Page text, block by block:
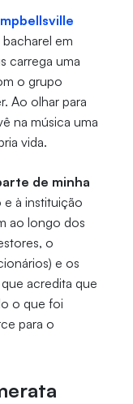
em
carrega uma
o grupo
Ao olhar para
na música uma
vida.
de minha
à instituição
ao longo dos
o
e os
acredita que
o que foi
para o